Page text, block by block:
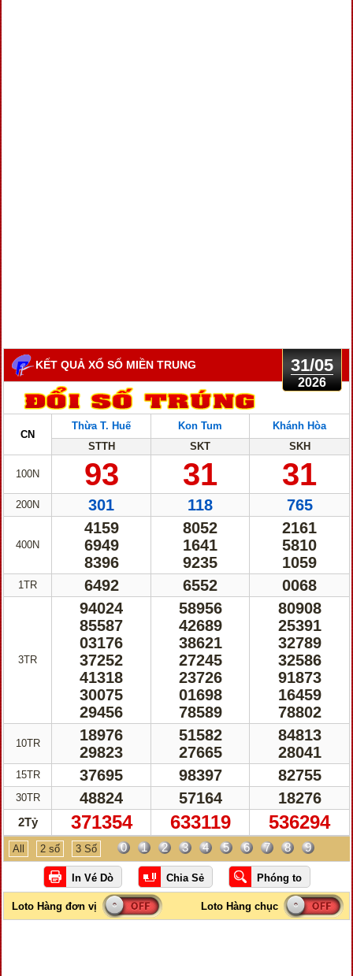
KẾT QUẢ XỔ SỐ MIỀN TRUNG 31/05
2026
CN
100N
200N
400N
1TR
3TR
10TR
15TR
30TR
2Tỷ
Thừa T. Huế
STTH
93
301
4159
6949
8396
6492
94024
85587
03176
37252
41318
30075
29456
18976
29823
37695
48824
371354
Kon Tum
SKT
31
118
8052
1641
9235
6552
58956
42689
38621
27245
23726
01698
78589
51582
27665
98397
57164
633119
Khánh Hòa
SKH
31
765
2161
5810
1059
0068
80908
25391
32789
32586
91873
16459
78802
84813
28041
82755
18276
536294
All 2 số 3 Số 0 1 2 3 4 5 6 7 8 9